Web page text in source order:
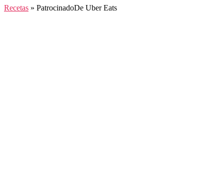
Recetas » PatrocinadoDe Uber Eats